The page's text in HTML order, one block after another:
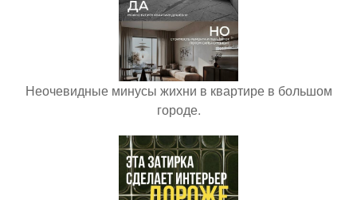
Неочевидные минусы жихни в квартире в большом
городе.